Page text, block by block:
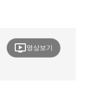
ondemand_video영상보기